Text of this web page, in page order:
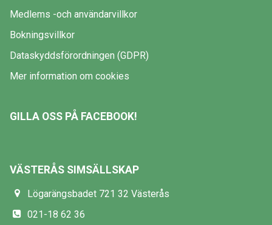
Medlems -och användarvillkor
Bokningsvillkor
Dataskyddsförordningen (GDPR)
Mer information om cookies
GILLA OSS PÅ FACEBOOK!
VÄSTERÅS SIMSÄLLSKAP
Lögarängsbadet 721 32 Västerås
021-18 62 36